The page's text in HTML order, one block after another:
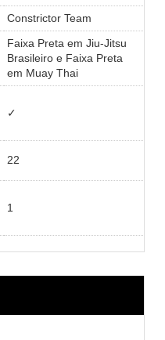
Constrictor Team
Faixa Preta em Jiu-Jitsu
Brasileiro e Faixa Preta
em Muay Thai
✓
22
1